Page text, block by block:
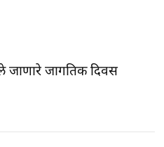
जाणारेजागतिक दिवस